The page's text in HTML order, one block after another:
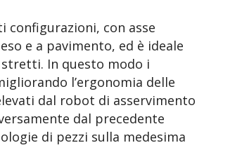
con asse
e a pavimento, ed è ideale
In questo modo i
l’ergonomia delle
dal robot di asservimento
dal precedente
di pezzi sulla medesima